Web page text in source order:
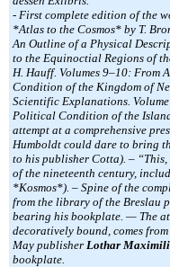
- First complete edition of the
*Atlas to the Cosmos* by T.
An Outline of a Physical
to the Equinoctial Regions of
H. Hauff. Volumes 9–10: From
Condition of the Kingdom of
Scientific Explanations. Volume
Political Condition of the
attempt at a comprehensive
Humboldt could dare to bring
to his publisher Cotta). – “This,
of the nineteenth century,
*Kosmos*). – Spine of the
from the library of the Breslau
bearing his bookplate. — The
decoratively bound, comes
May publisher Lothar
bookplate.